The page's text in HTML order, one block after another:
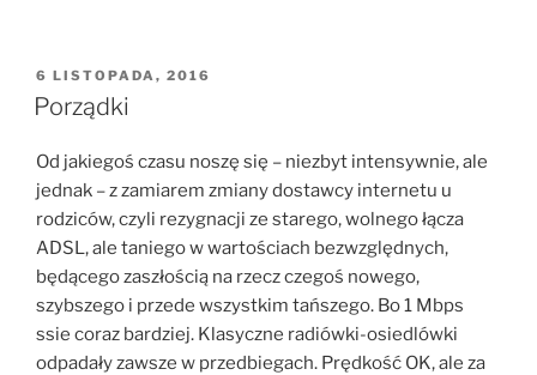
OPUBLIKOWANE
W
6 LISTOPADA, 2016
Porządki
Od jakiegoś czasu noszę się – niezbyt intensywnie, ale
jednak – z zamiarem zmiany dostawcy internetu u
rodziców, czyli rezygnacji ze starego, wolnego łącza
ADSL, ale taniego w wartościach bezwzględnych,
będącego zaszłością na rzecz czegoś nowego,
szybszego i przede wszystkim tańszego. Bo 1 Mbps
ssie coraz bardziej. Klasyczne radiówki-osiedlówki
odpadały zawsze w przedbiegach. Prędkość OK, ale za